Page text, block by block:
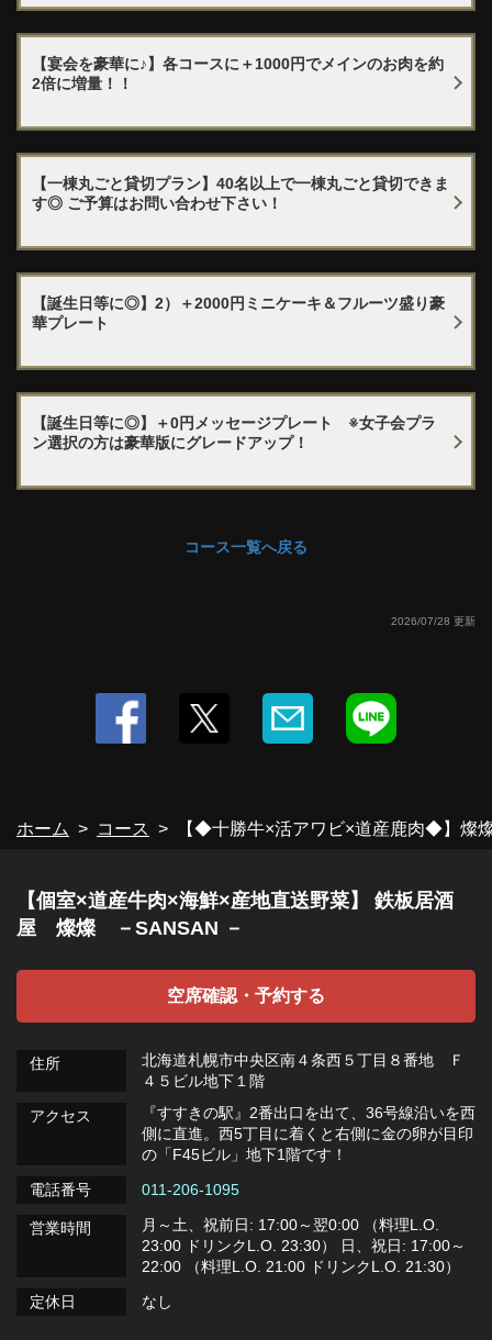
【宴会を豪華に♪】各コースに＋1000円でメインのお肉を約
2倍に増量！！
【一棟丸ごと貸切プラン】40名以上で一棟丸ごと貸切できま
す◎ ご予算はお問い合わせ下さい！
【誕生日等に◎】2）＋2000円ミニケーキ＆フルーツ盛り豪
華プレート
【誕生日等に◎】＋0円メッセージプレート ※女子会プラ
ン選択の方は豪華版にグレードアップ！
コース一覧へ戻る
2026/07/28 更新
ホーム コース 【◆十勝牛×活アワビ×道産鹿肉◆】燦
【個室×道産牛肉×海鮮×産地直送野菜】 鉄板居酒
屋 燦燦 －SANSAN －
空席確認・予約する
住所
北海道札幌市中央区南４条西５丁目８番地 Ｆ
４５ビル地下１階
アクセス
『すすきの駅』2番出口を出て、36号線沿いを西
側に直進。西5丁目に着くと右側に金の卵が目印
の「F45ビル」地下1階です！
電話番号
011-206-1095
営業時間
月～土、祝前日: 17:00～翌0:00 （料理L.O.
23:00 ドリンクL.O. 23:30） 日、祝日: 17:00～
22:00 （料理L.O. 21:00 ドリンクL.O. 21:30）
定休日
なし